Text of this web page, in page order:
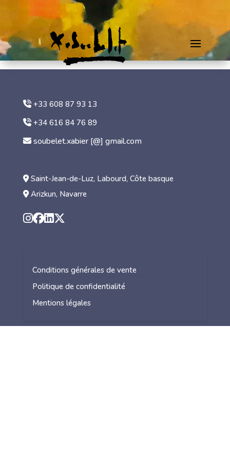
+33 608 87 93 13
+34 616 84 76 89
soubelet.xabier [@] gmail.com
Saint-Jean-de-Luz, Labourd, Côte basque
Arizkun, Navarre
Conditions générales de vente
Politique de confidentialité
Mentions légales